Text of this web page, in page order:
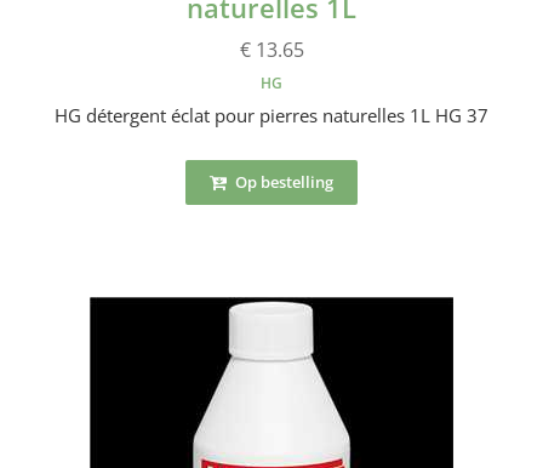
€ 13.65
HG
HG détergent éclat pour pierres naturelles 1L HG 37
Op bestelling